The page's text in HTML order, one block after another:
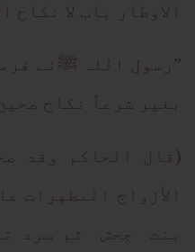
الاوطار باب لا نکاح الا
”رسول اللہ ﷺنے
بغیر شرعاً نکاح
(قال الحاكم وقد
الأزواج المطهرات